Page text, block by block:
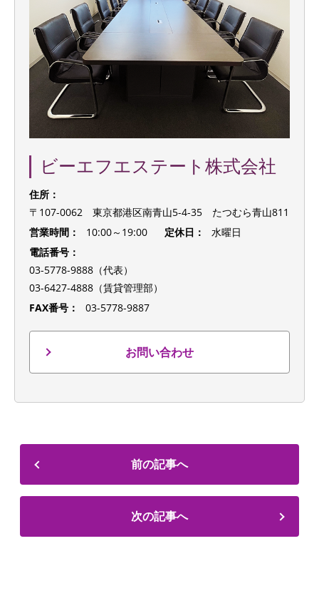
ビーエフエステート株式会社
住所：
〒107-0062 東京都港区南青山5-4-35 たつむら青山811
営業時間：
10:00～19:00 定休日：
水曜日
電話番号：
03-5778-9888（代表）
03-6427-4888（賃貸管理部）
FAX番号：
03-5778-9887
お問い合わせ
前の記事へ
次の記事へ